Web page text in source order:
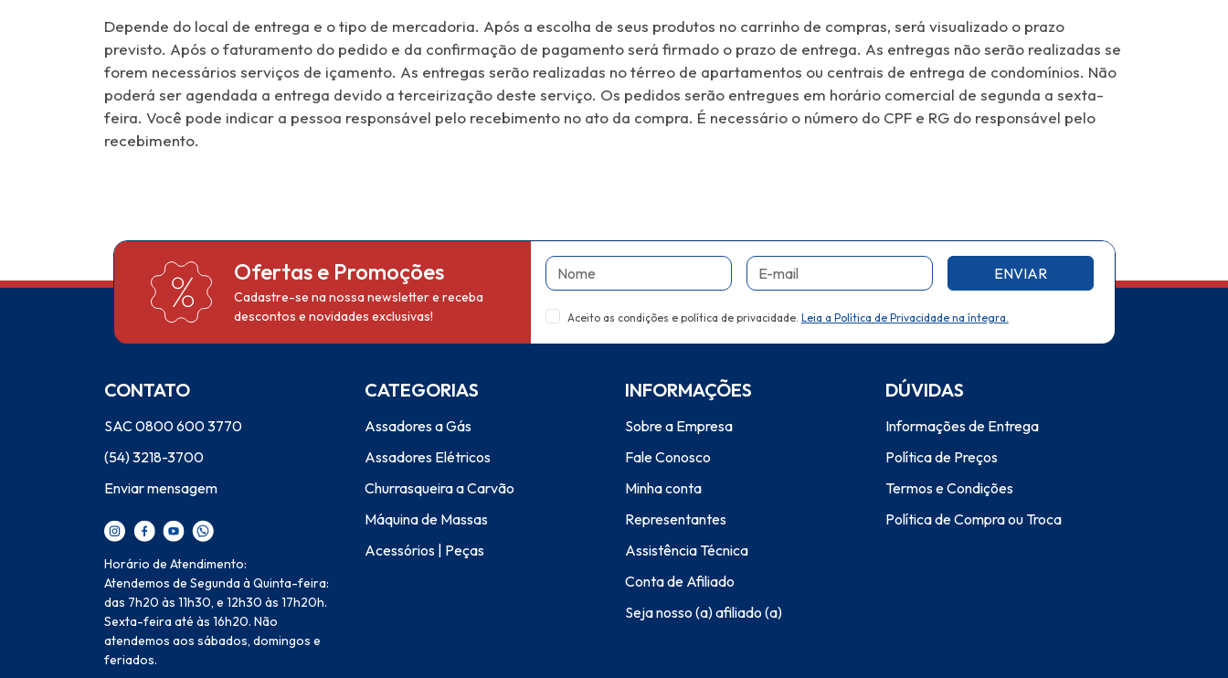
Depende do local de entrega e o tipo de mercadoria. Após a escolha de seus produtos no carrinho de compras, será visualizado o prazo
previsto. Após o faturamento do pedido e da confirmação de pagamento será firmado o prazo de entrega. As entregas não serão realizadas se
forem necessários serviços de içamento. As entregas serão realizadas no térreo de apartamentos ou centrais de entrega de condomínios. Não
poderá ser agendada a entrega devido a terceirização deste serviço. Os pedidos serão entregues em horário comercial de segunda a sexta-
feira. Você pode indicar a pessoa responsável pelo recebimento no ato da compra. É necessário o número do CPF e RG do responsável pelo
recebimento.
Ofertas e Promoções
Cadastre-se na nossa newsletter e receba
descontos e novidades exclusivas!
Nome E-mail ENVIAR
Aceito as condições e política de privacidade. Leia a Política de Privacidade na íntegra.
CONTATO
SAC 0800 600 3770
(54) 3218-3700
Enviar mensagem
Horário de Atendimento:
Atendemos de Segunda à Quinta-feira:
das 7h20 às 11h30, e 12h30 às 17h20h.
Sexta-feira até às 16h20. Não
atendemos aos sábados, domingos e
feriados.
CATEGORIAS
Assadores a Gás
Assadores Elétricos
Churrasqueira a Carvão
Máquina de Massas
Acessórios | Peças
INFORMAÇÕES
Sobre a Empresa
Fale Conosco
Minha conta
Representantes
Assistência Técnica
Conta de Afiliado
Seja nosso (a) afiliado (a)
DÚVIDAS
Informações de Entrega
Política de Preços
Termos e Condições
Política de Compra ou Troca